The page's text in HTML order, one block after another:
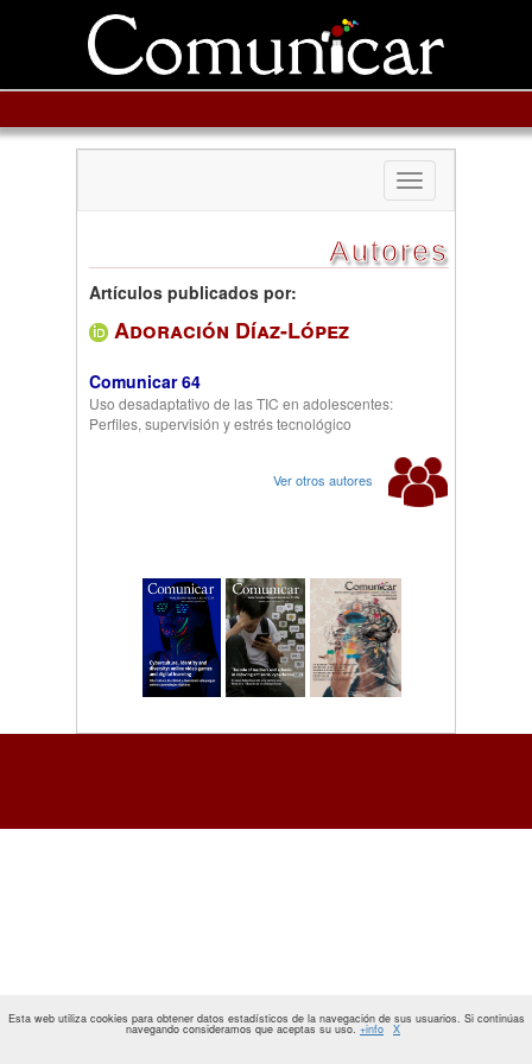
Toggle
navigation
Autores
Artículos publicados por:
Adoración Díaz-López
Comunicar 64
Uso desadaptativo de las TIC en adolescentes:
Perfiles, supervisión y estrés tecnológico
Ver otros autores
Esta web utiliza cookies para obtener datos estadísticos de la navegación de sus usuarios. Si continúas
navegando consideramos que aceptas su uso. +info X